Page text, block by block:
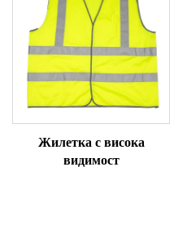
Жилетка с висока
видимост